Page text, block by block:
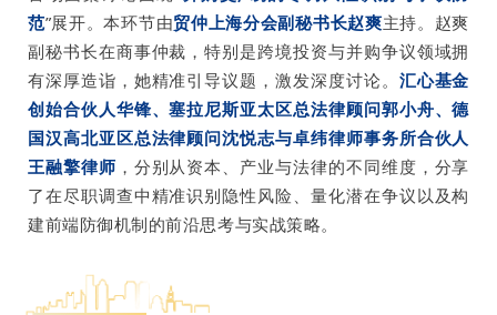
范”展开。本环节由贸仲上海分会副秘书长赵爽主持。赵爽
副秘书长在商事仲裁，特别是跨境投资与并购争议领域拥
有深厚造诣，她精准引导议题，激发深度讨论。 汇心基金
创始合伙人华锋、塞拉尼斯亚太区总法律顾问郭小舟、德
国汉高北亚区总法律顾问沈悦志与卓纬律师事务所合伙人
王融擎律师 ，分别从资本、产业与法律的不同维度，分享
了在尽职调查中精准识别隐性风险、量化潜在争议以及构
建前端防御机制的前沿思考与实战策略。